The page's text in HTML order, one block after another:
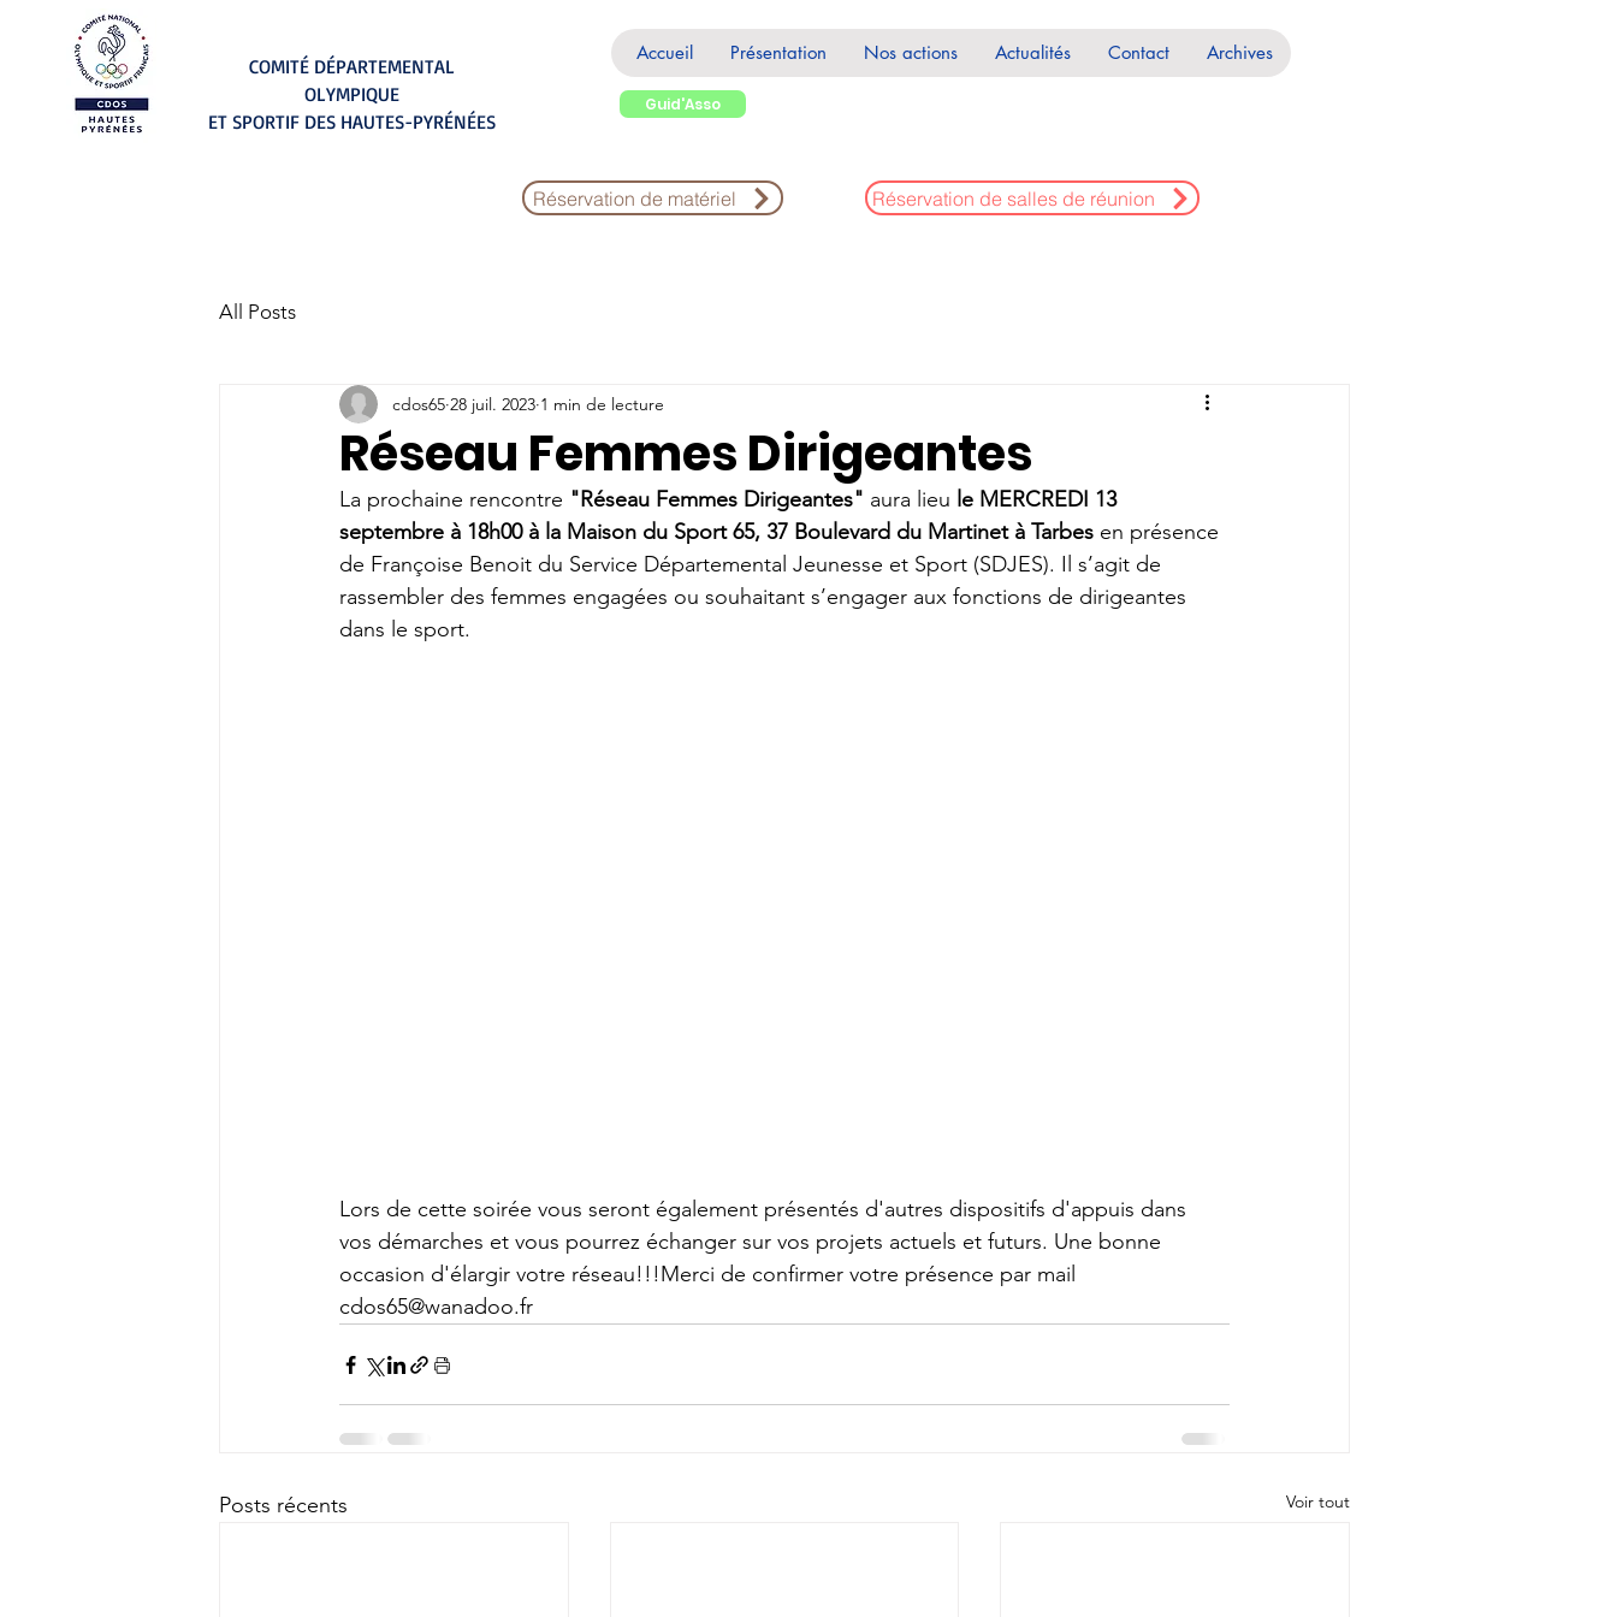
Accueil Présentation Nos actions Actualités Contact Archives
Guid'Asso
COMITÉ DÉPARTEMENTAL
OLYMPIQUE
ET SPORTIF DES HAUTES-PYRÉNÉES
Réservation de matériel Réservation de salles de réunion
All Posts
Réseau Femmes Dirigeantes
cdos65 28 juil. 2023 1 min de lecture
La prochaine rencontre "Réseau Femmes Dirigeantes" aura lieu le MERCREDI 13
septembre à 18h00 à la Maison du Sport 65, 37 Boulevard du Martinet à Tarbes en présence
de Françoise Benoit du Service Départemental Jeunesse et Sport (SDJES). Il s’agit de
rassembler des femmes engagées ou souhaitant s’engager aux fonctions de dirigeantes
dans le sport.
Lors de cette soirée vous seront également présentés d'autres dispositifs d'appuis dans
vos démarches et vous pourrez échanger sur vos projets actuels et futurs. Une bonne
occasion d'élargir votre réseau!!!Merci de confirmer votre présence par mail
cdos65@wanadoo.fr
Posts récents Voir tout